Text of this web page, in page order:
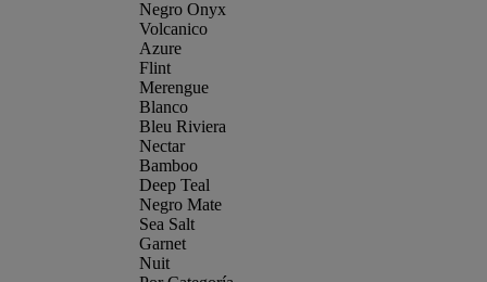
Negro Onyx
Volcanico
Azure
Flint
Merengue
Blanco
Bleu Riviera
Nectar
Bamboo
Deep Teal
Negro Mate
Sea Salt
Garnet
Nuit